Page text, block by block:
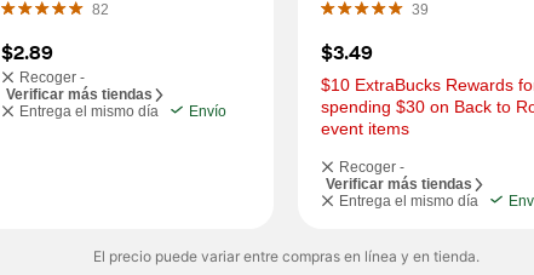
82
$2.89
Recoger -
Verificar más tiendas
Entrega el mismo día
Envío
39
$3.49
$10 ExtraBucks Rewards
spending $30 on Back to
event items
Recoger -
Verificar más tiendas
Entrega el mismo día
El precio puede variar entre compras en línea y en tienda.